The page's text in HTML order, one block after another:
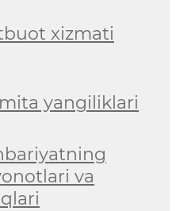
xizmati
yangiliklari
va